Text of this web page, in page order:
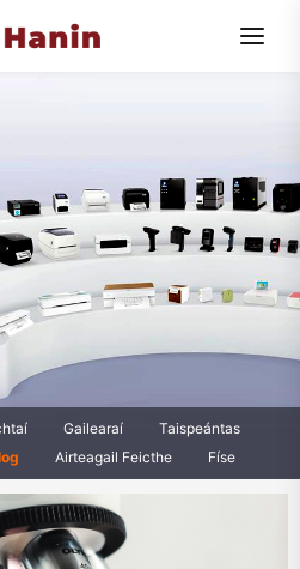
Gailearaí
Taispeántas
Airteagail Feicthe Físe